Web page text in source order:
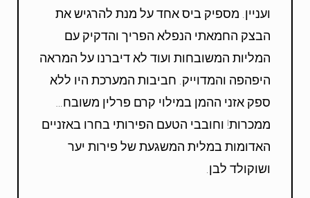
ועניין. מספיק ביס אחד על מנת להרגיש את
הבצק החמאתי הנפלא הפריך והדקיק עם
המליות המשובחות ועוד לא דיברנו על המראה
היפהפה והמדוייק. חביבות המערכת היו ללא
ספק אזני ההמן במילוי קרם פרלין משובח…
ממכרות! וחובבי הטעם הפירותי בחרו באזניים
האדומות במלית המשגעת של פירות יער
ושוקולד לבן.